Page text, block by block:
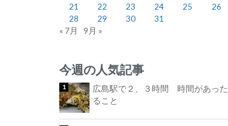
21
22 23 24 25 26
28
29 30
31
« 7月
9月 »
今週の人気記事
広島駅で２、３時間 時間があった
ること